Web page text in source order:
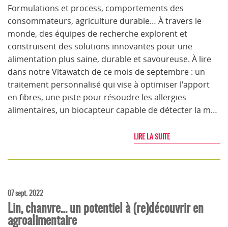
Formulations et process, comportements des
consommateurs, agriculture durable… À travers le
monde, des équipes de recherche explorent et
construisent des solutions innovantes pour une
alimentation plus saine, durable et savoureuse. À lire
dans notre Vitawatch de ce mois de septembre : un
traitement personnalisé qui vise à optimiser l'apport
en fibres, une piste pour résoudre les allergies
alimentaires, un biocapteur capable de détecter la m…
LIRE LA SUITE
07 sept. 2022
Lin, chanvre… un potentiel à (re)découvrir en
agroalimentaire